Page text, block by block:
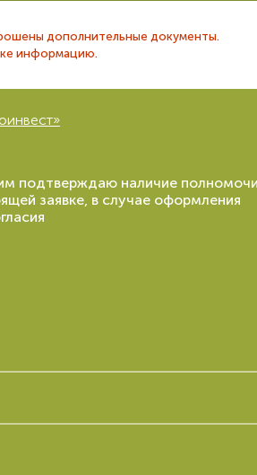
дополнительные документы.
информацию.
подтверждаю наличие
заявке, в случае оформления